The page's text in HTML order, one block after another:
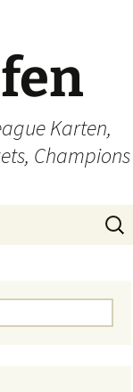
Karten,
Champions
Search
for: